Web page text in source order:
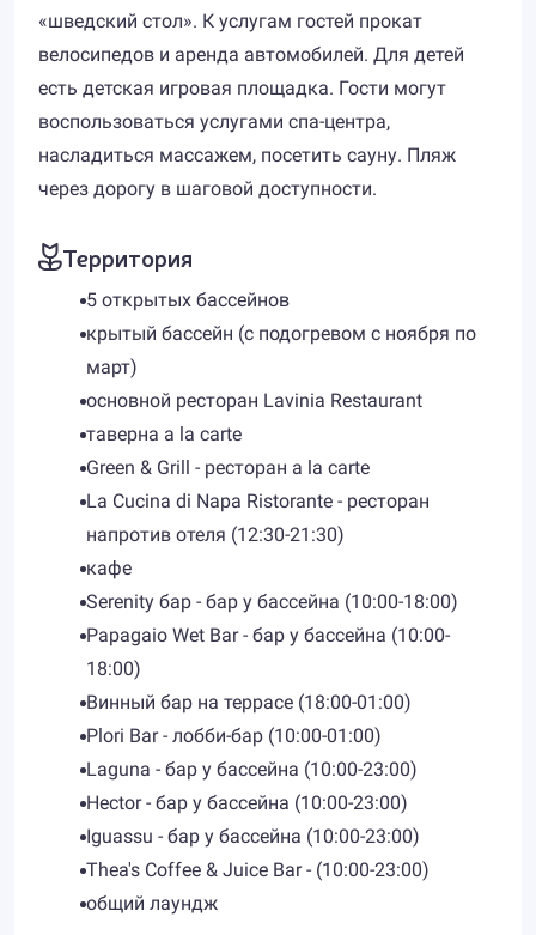
«шведский стол». К услугам гостей прокат
велосипедов и аренда автомобилей. Для детей
есть детская игровая площадка. Гости могут
воспользоваться услугами спа-центра,
насладиться массажем, посетить сауну. Пляж
через дорогу в шаговой доступности.
Территория
5 открытых бассейнов
крытый бассейн (с подогревом с ноября по
март)
основной ресторан Lavinia Restaurant
таверна a la carte
Green & Grill - ресторан a la carte
La Cucina di Napa Ristorante - ресторан
напротив отеля (12:30-21:30)
кафе
Serenity бар - бар у бассейна (10:00-18:00)
Papagaio Wet Bar - бар у бассейна (10:00-
18:00)
Винный бар на террасе (18:00-01:00)
Plori Bar - лобби-бар (10:00-01:00)
Laguna - бар у бассейна (10:00-23:00)
Hector - бар у бассейна (10:00-23:00)
Iguassu - бар у бассейна (10:00-23:00)
Thea's Coffee & Juice Bar - (10:00-23:00)
общий лаундж